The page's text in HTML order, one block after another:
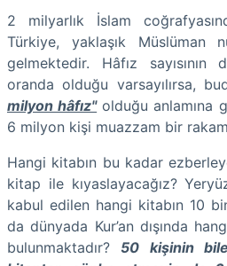
2 milyarlık İslam
Türkiye, yaklaşık Müslüman
gelmektedir. Hâfız
oranda olduğu varsayılırsa,
milyon hâfız"olduğu anlamına
6 milyon kişi muazzam bir
Hangi kitabın bu kadar
kitap ile kıyaslayacağız?
kabul edilen hangi kitabın 10
da dünyada Kur’an dışında
bulunmaktadır?50 kişinin